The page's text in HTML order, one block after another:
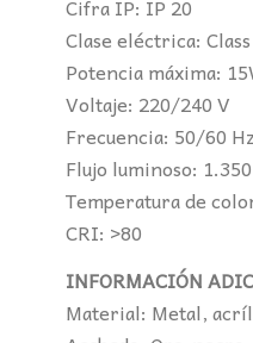
Cifra IP: IP 20
Clase eléctrica:
Potencia máxima:
Voltaje: 220/240 V
Frecuencia: 50/60 Hz
Flujo luminoso:
Temperatura de
CRI: >80
INFORMACIÓN
Material: Metal,